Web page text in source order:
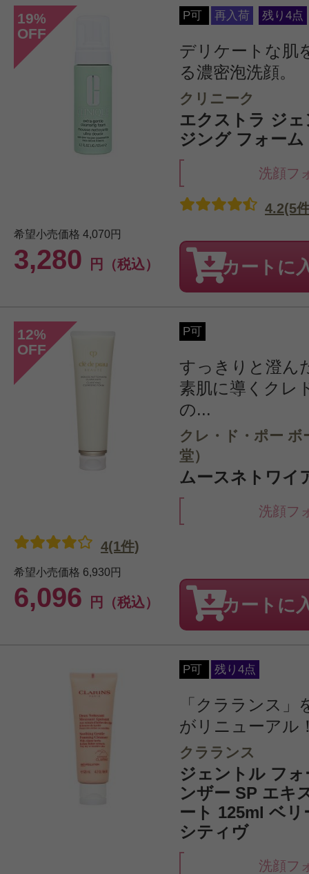
19%
OFF
P可 再入荷 残り4点
デリケートな肌
る濃密泡洗顔。
クリニーク
エクストラ ジ
ジング フォーム
洗顔フ
希望小売価格 4,070円
3,280 円（税込）
4.2(5
カートに
12%
OFF
P可
すっきりと澄ん
素肌に導くクレ
の...
クレ・ド・ポー ボ
堂）
ムースネトワイ
洗顔フ
希望小売価格 6,930円
6,096 円（税込）
4(1件)
カートに
P可 残り4点
「クラランス」
がリニューアル
クラランス
ジェントル フ
ンザー SP エキ
ート 125ml ベ
シティヴ
洗顔フ